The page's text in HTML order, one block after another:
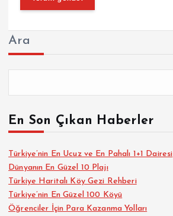
Ara
En Son Çıkan Haberler
Türkiye’nin En Ucuz ve En Pahalı 1+1 Dairesi
Dünyanın En Güzel 10 Plajı
Türkiye Haritalı Köy Gezi Rehberi
Türkiye’nin En Güzel 100 Köyü
Öğrenciler İçin Para Kazanma Yolları